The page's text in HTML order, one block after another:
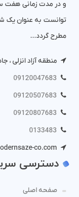
و در مدت زمانی هفت
توانست به عنوان یک
مطرح گردد...
منطقه آزاد انزلی ، جاده
09120047683
09120507683
09120807683
0133483
co.com
دسترسی
صفحه اصلی